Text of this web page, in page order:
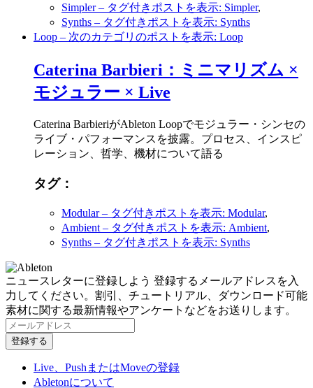
Simpler– タグ付きポストを表示: Simpler,
Synths – タグ付きポストを表示: Synths
Loop – 次のカテゴリのポストを表示: Loop
Caterina Barbieri：ミニマリズム ×
モジュラー × Live
Caterina BarbieriがAbleton Loopでモジュラー・シンセの
ライブ・パフォーマンスを披露。プロセス、インスピ
レーション、哲学、機材について語る
タグ：
Modular– タグ付きポストを表示: Modular,
Ambient – タグ付きポストを表示: Ambient,
Synths – タグ付きポストを表示: Synths
ニュースレターに登録しよう 登録するメールアドレスを入
力してください。割引、チュートリアル、ダウンロード可能
素材に関する最新情報やアンケートなどをお送りします。
Live、PushまたはMoveの登録
Abletonについて